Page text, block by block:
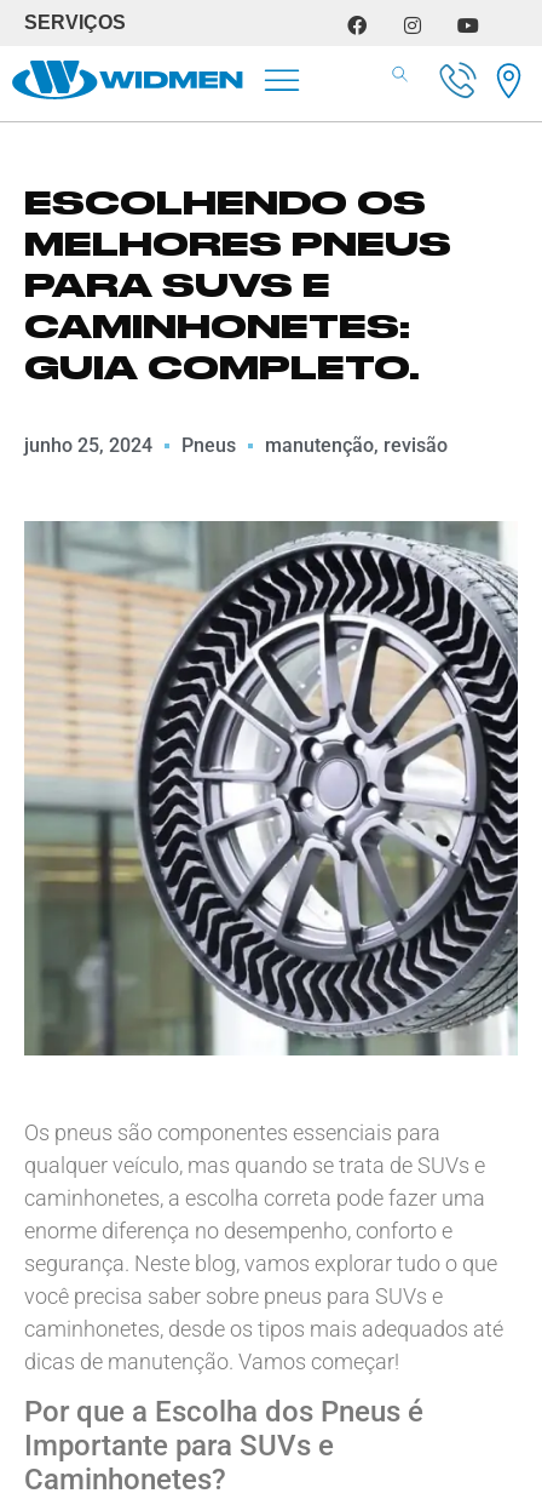
SERVIÇOS
ESCOLHENDO OS
MELHORES PNEUS
PARA SUVS E
CAMINHONETES:
GUIA COMPLETO.
junho 25, 2024 Pneus manutenção, revisão
Os pneus são componentes essenciais para
qualquer veículo, mas quando se trata de SUVs e
caminhonetes, a escolha correta pode fazer uma
enorme diferença no desempenho, conforto e
segurança. Neste blog, vamos explorar tudo o que
você precisa saber sobre pneus para SUVs e
caminhonetes, desde os tipos mais adequados até
dicas de manutenção. Vamos começar!
Por que a Escolha dos Pneus é
Importante para SUVs e
Caminhonetes?